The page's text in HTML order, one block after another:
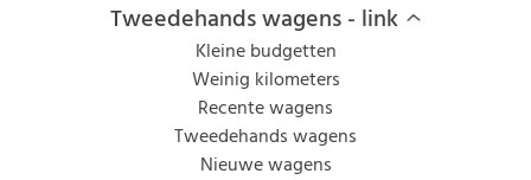
Tweedehands wagens - link
Kleine budgetten
Weinig kilometers
Recente wagens
Tweedehands wagens
Nieuwe wagens